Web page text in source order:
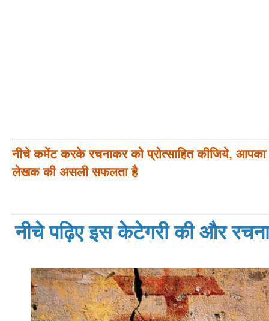
नीचे कमेंट करके रचनाकर को प्रोत्साहित कीजिये, आपका
लेखक की असली सफलता है
नीचे पढ़िए इस केटेगरी की और